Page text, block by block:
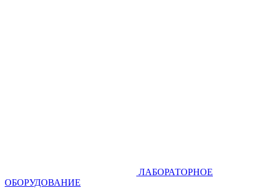
ЛАБОРАТОРНОЕ
ОБОРУДОВАНИЕ